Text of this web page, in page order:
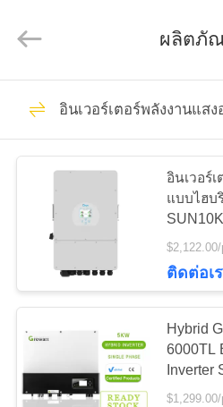
บ้าน
ผลิตภัณฑ์
วิดีโอ
เกี่ยว
กับ
เรา
FUZHOU
THINMAX
SOLAR
All
Reserved.
แผงเซลล์แ
โมโน
แผงโซลาร์
โพลีคริสตัล
ผลิตภั
อินเวอร์เตอร์พลังงานแส
อินเวอร์
แบบไฮบ
ดันไฟฟ้า
ติดต่อเ
Hybrid
6000TL
Inverter
Inverter